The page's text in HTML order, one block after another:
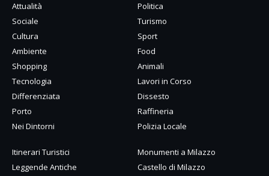
Attualità
Politica
Sociale
Turismo
Cultura
Sport
Ambiente
Food
Shopping
Animali
Tecnologia
Lavori in Corso
Differenziata
Dissesto
Porto
Raffineria
Nei Dintorni
Polizia Locale
Itinerari Turistici
Monumenti a Milazzo
Leggende Antiche
Castello di Milazzo